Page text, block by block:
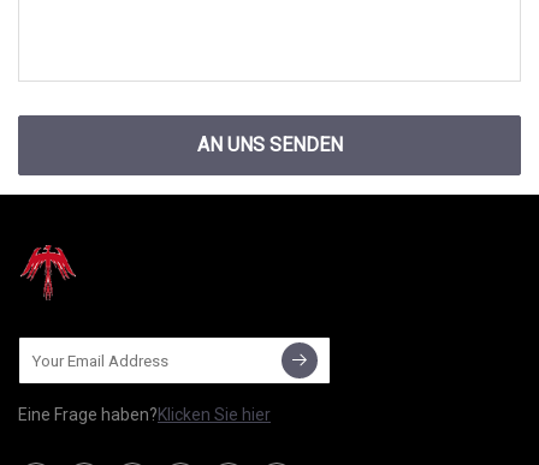
AN UNS SENDEN
Eine Frage haben?Klicken Sie hier